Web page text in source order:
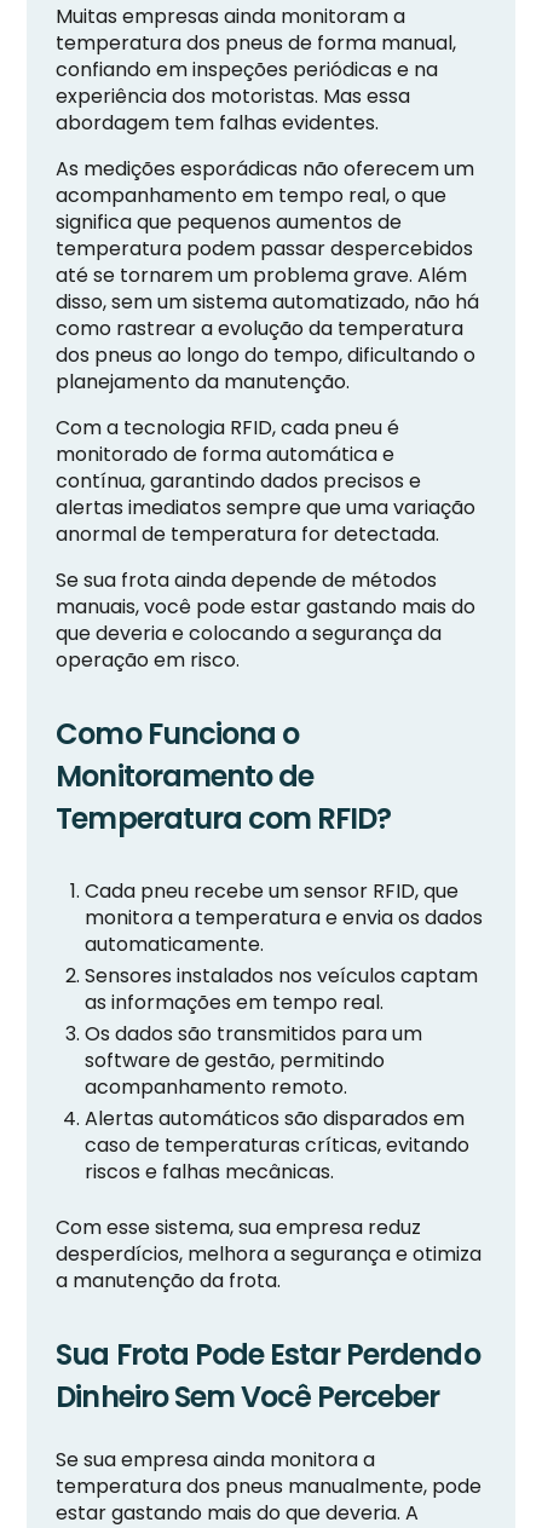
Muitas empresas ainda monitoram a
temperatura dos pneus de forma manual,
confiando em inspeções periódicas e na
experiência dos motoristas. Mas essa
abordagem tem falhas evidentes.
As medições esporádicas não oferecem um
acompanhamento em tempo real, o que
significa que pequenos aumentos de
temperatura podem passar despercebidos
até se tornarem um problema grave. Além
disso, sem um sistema automatizado, não há
como rastrear a evolução da temperatura
dos pneus ao longo do tempo, dificultando o
planejamento da manutenção.
Com a tecnologia RFID, cada pneu é
monitorado de forma automática e
contínua, garantindo dados precisos e
alertas imediatos sempre que uma variação
anormal de temperatura for detectada.
Se sua frota ainda depende de métodos
manuais, você pode estar gastando mais do
que deveria e colocando a segurança da
operação em risco.
Como Funciona o
Monitoramento de
Temperatura com RFID?
Cada pneu recebe um sensor RFID, que
monitora a temperatura e envia os dados
automaticamente.
Sensores instalados nos veículos captam
as informações em tempo real.
Os dados são transmitidos para um
software de gestão, permitindo
acompanhamento remoto.
Alertas automáticos são disparados em
caso de temperaturas críticas, evitando
riscos e falhas mecânicas.
Com esse sistema, sua empresa reduz
desperdícios, melhora a segurança e otimiza
a manutenção da frota.
Sua Frota Pode Estar Perdendo
Dinheiro Sem Você Perceber
Se sua empresa ainda monitora a
temperatura dos pneus manualmente, pode
estar gastando mais do que deveria. A